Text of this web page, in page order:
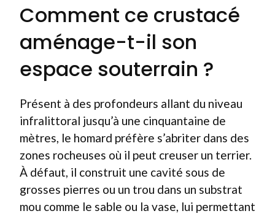
Comment ce crustacé
aménage-t-il son
espace souterrain ?
Présent à des profondeurs allant du niveau
infralittoral jusqu’à une cinquantaine de
mètres, le homard préfère s’abriter dans des
zones rocheuses où il peut creuser un terrier.
À défaut, il construit une cavité sous de
grosses pierres ou un trou dans un substrat
mou comme le sable ou la vase, lui permettant